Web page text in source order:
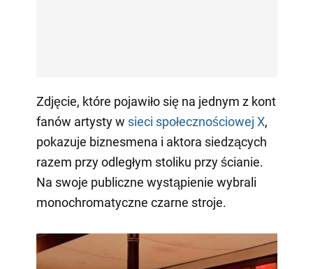
Zdjęcie, które pojawiło się na jednym z kont
fanów artysty w sieci społecznościowej X,
pokazuje biznesmena i aktora siedzących
razem przy odległym stoliku przy ścianie.
Na swoje publiczne wystąpienie wybrali
monochromatyczne czarne stroje.